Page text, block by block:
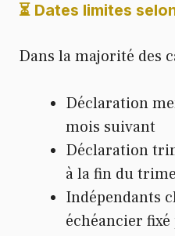
⏳ Dates limites
Dans la majorité des
Déclaration
mois suivant
Déclaration
à la fin du
Indépendants
échéancier fixé